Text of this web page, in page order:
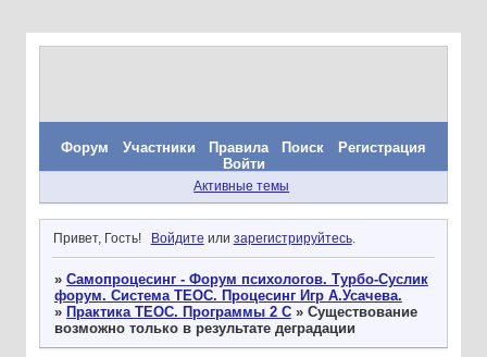
Форум Участники Правила Поиск
Регистрация
Войти
Активные темы
Привет, Гость! Войдите или зарегистрируйтесь.
» Самопроцесинг - Форум психологов. Турбо-Суслик
форум. Система ТЕОС. Процесинг Игр А.Усачева.
» Практика ТЕОС. Программы 2 С » Существование
возможно только в результате деградации